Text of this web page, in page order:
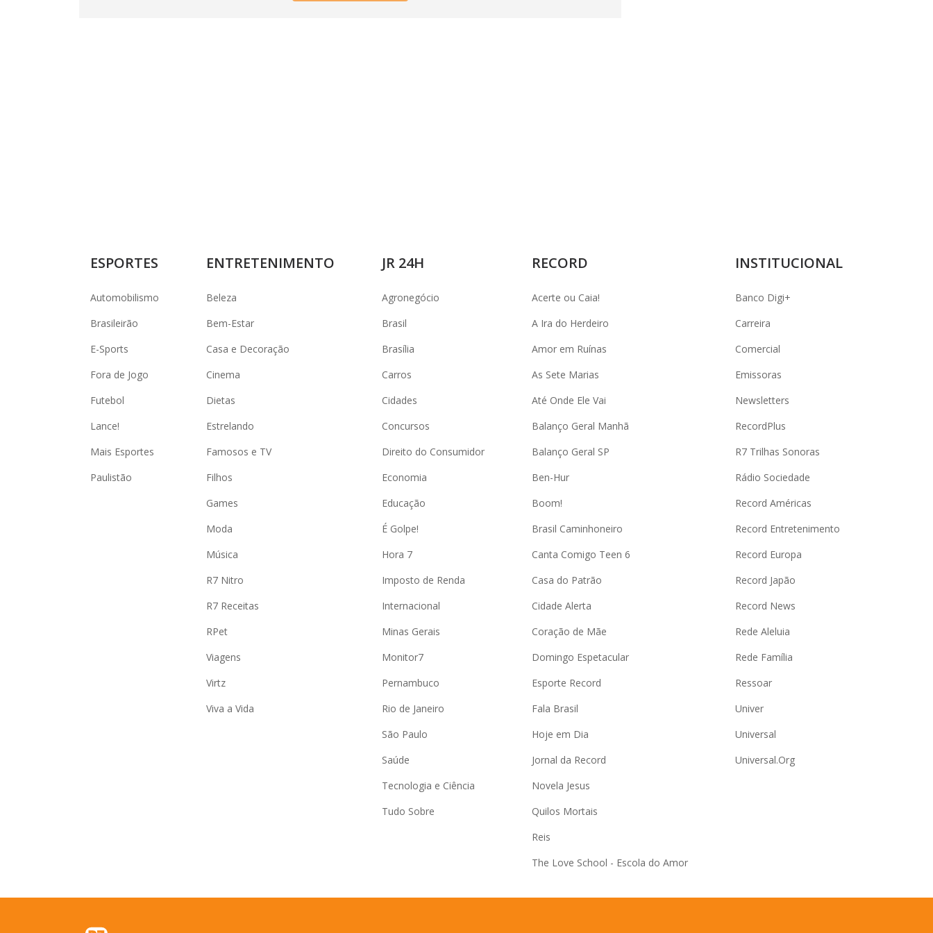
ESPORTES
Automobilismo
Brasileirão
E-Sports
Fora de Jogo
Futebol
Lance!
Mais Esportes
Paulistão
ENTRETENIMENTO
Beleza
Bem-Estar
Casa e Decoração
Cinema
Dietas
Estrelando
Famosos e TV
Filhos
Games
Moda
Música
R7 Nitro
R7 Receitas
RPet
Viagens
Virtz
Viva a Vida
JR 24H
Agronegócio
Brasil
Brasília
Carros
Cidades
Concursos
Direito do Consumidor
Economia
Educação
É Golpe!
Hora 7
Imposto de Renda
Internacional
Minas Gerais
Monitor7
Pernambuco
Rio de Janeiro
São Paulo
Saúde
Tecnologia e Ciência
Tudo Sobre
RECORD
Acerte ou Caia!
A Ira do Herdeiro
Amor em Ruínas
As Sete Marias
Até Onde Ele Vai
Balanço Geral Manhã
Balanço Geral SP
Ben-Hur
Boom!
Brasil Caminhoneiro
Canta Comigo Teen 6
Casa do Patrão
Cidade Alerta
Coração de Mãe
Domingo Espetacular
Esporte Record
Fala Brasil
Hoje em Dia
Jornal da Record
Novela Jesus
Quilos Mortais
Reis
The Love School - Escola do Amor
INSTITUCIONAL
Banco Digi+
Carreira
Comercial
Emissoras
Newsletters
RecordPlus
R7 Trilhas Sonoras
Rádio Sociedade
Record Américas
Record Entretenimento
Record Europa
Record Japão
Record News
Rede Aleluia
Rede Família
Ressoar
Univer
Universal
Universal.Org